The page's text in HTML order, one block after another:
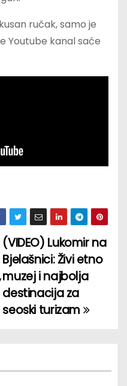
ručak, samo je
Youtube kanal saće
(VIDEO) Lukomir na
Bjelašnici: Živi etno
muzej i najbolja
destinacija za
seoski turizam